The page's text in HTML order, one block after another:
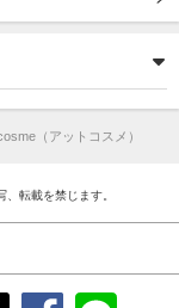
（アットコスメ）
転載を禁じます。